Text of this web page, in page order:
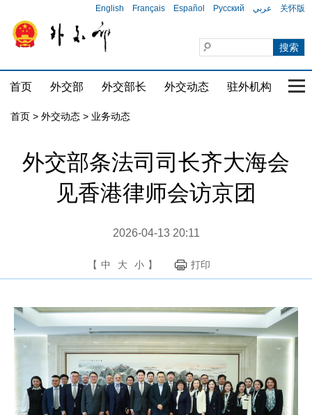
English Français Español Русский عربي 关怀版
首页 外交部 外交部长 外交动态 驻外机构 国
首页 > 外交动态 > 业务动态
外交部条法司司长齐大海会
见香港律师会访京团
2026-04-13 20:11
【 中 大 小 】 打印